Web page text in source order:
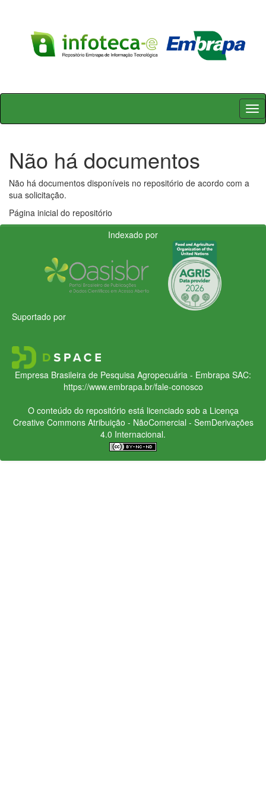
Skip
Não há documentos
Não há documentos disponíveis no repositório de acordo com a
sua solicitação.
Página inicial do repositório
Indexado por
Suportado por
Empresa Brasileira de Pesquisa Agropecuária - Embrapa SAC:
https://www.embrapa.br/fale-conosco
O conteúdo do repositório está licenciado sob a Licença
Creative CommonsAtribuição - NãoComercial - SemDerivações
4.0 Internacional.